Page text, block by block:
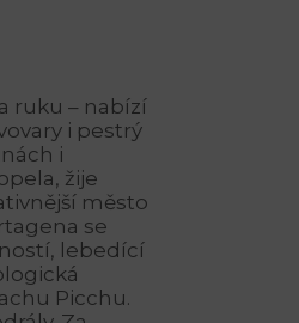
ruku – nabízí
i pestrý
i
žije
město
se
lebedící
Picchu.